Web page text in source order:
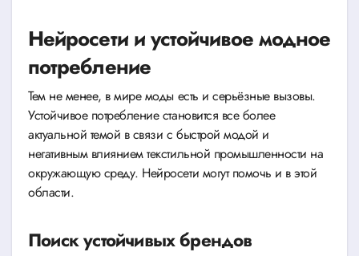
Нейросети и устойчивое модное
потребление
Тем не менее, в мире моды есть и серьёзные вызовы.
Устойчивое потребление становится все более
актуальной темой в связи с быстрой модой и
негативным влиянием текстильной промышленности на
окружающую среду. Нейросети могут помочь и в этой
области.
Поиск устойчивых брендов